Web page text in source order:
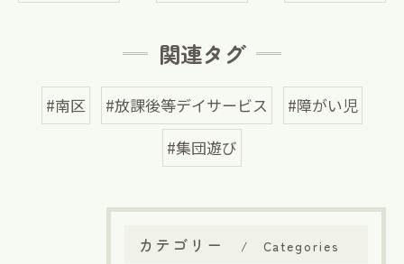
関連タグ
#南区 #放課後等デイサービス
#障がい児
#集団遊び
カテゴリー Categories